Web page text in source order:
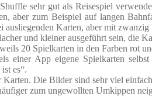
sehr gut als Reisespiel
aber zum Beispiel auf langen
Karten, aber mit zwanzig
und kleiner ausgeführt sein, die
20 Spielkarten in den Farben rot
einer App eigene Spielkarten
es“.
Die Bilder sind sehr viel
zum ungewollten Umkippen